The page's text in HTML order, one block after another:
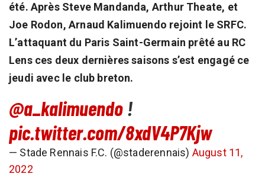
été. Après Steve Mandanda, Arthur Theate, et
Joe Rodon, Arnaud Kalimuendo rejoint le SRFC.
L’attaquant du Paris Saint-Germain prêté au RC
Lens ces deux dernières saisons s’est engagé ce
jeudi avec le club breton.
@a_kalimuendo!
pic.twitter.com/8xdV4P7Kjw
— Stade Rennais F.C. (@staderennais) August 11,
2022